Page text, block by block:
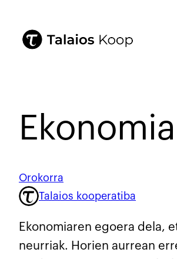
Orokorra
Talaios kooperatiba
Ekonomiaren egoera dela,
neurriak. Horien aurrean